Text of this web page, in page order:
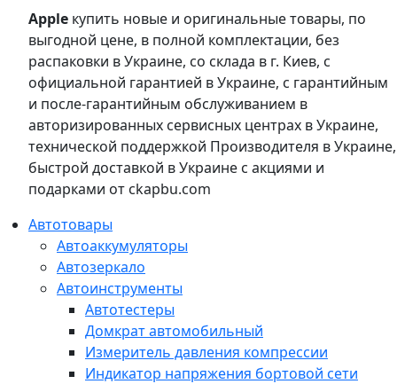
Apple купить новые и оригинальные товары, по
выгодной цене, в полной комплектации, без
распаковки в Украине, со склада в г. Киев, с
официальной гарантией в Украине, с гарантийным
и после-гарантийным обслуживанием в
авторизированных сервисных центрах в Украине,
технической поддержкой Производителя в Украине,
быстрой доставкой в Украине с акциями и
подарками от ckapbu.com
Автотовары
Автоаккумуляторы
Автозеркало
Автоинструменты
Автотестеры
Домкрат автомобильный
Измеритель давления компрессии
Индикатор напряжения бортовой сети